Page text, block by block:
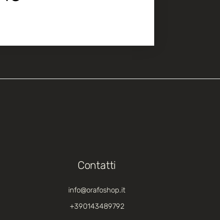
Contatti
info@orafoshop.it
+390143489792